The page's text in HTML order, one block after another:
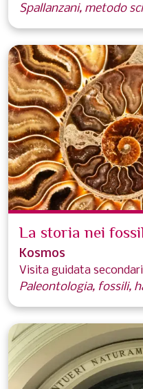
Spallanzani, metodo
La storia nei
Kosmos
Visita guidata
Paleontologia, fossili,